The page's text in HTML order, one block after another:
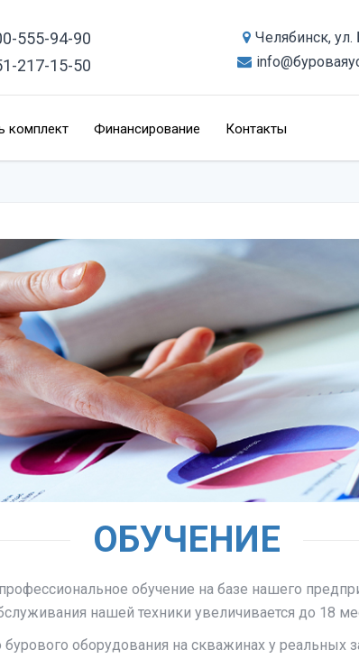
555-94-90
217-15-50
Челябинск, ул.
комплект Финансирование Контакты
ОБУЧЕНИЕ
обучение на базе нашего
нашей техники увеличивается до 18
оборудования на скважинах у реальных